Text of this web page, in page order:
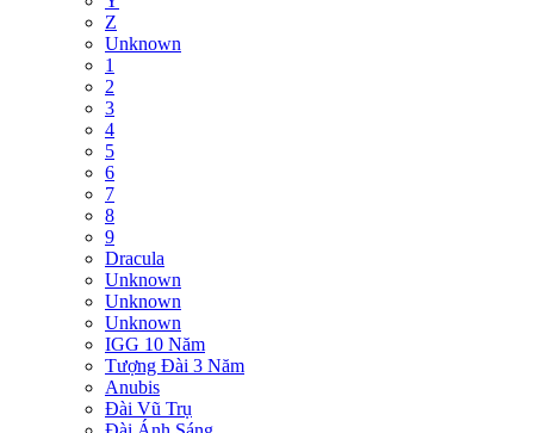
Z
Unknown
1
2
3
4
5
6
7
8
9
Dracula
Unknown
Unknown
Unknown
IGG 10 Năm
Tượng Đài 3 Năm
Anubis
Đài Vũ Trụ